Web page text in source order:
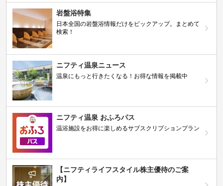
岩盤浴特集
日本全国の岩盤浴情報だけをピックアップ。まとめて
検索！
ニフティ温泉ニュース
温泉にもっと行きたくなる！お得な情報を掲載中
ニフティ温泉 おふろパス
温浴施設をお得に楽しめるサブスクリプションプラン
【ニフティライフスタイル株主優待のご案
内】